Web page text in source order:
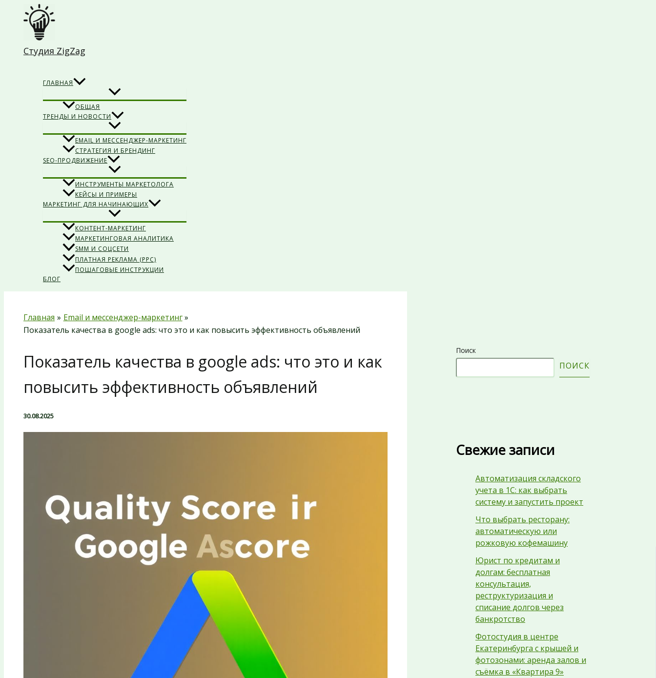
Перейти
содержимому
Студия ZigZag
ГЛАВНАЯ
ОБЩАЯ
ТРЕНДЫ И НОВОСТИ
EMAIL И МЕССЕНДЖЕР-МАРКЕТИНГ
СТРАТЕГИЯ И БРЕНДИНГ
SEO-ПРОДВИЖЕНИЕ
ИНСТРУМЕНТЫ МАРКЕТОЛОГА
КЕЙСЫ И ПРИМЕРЫ
МАРКЕТИНГ ДЛЯ НАЧИНАЮЩИХ
КОНТЕНТ-МАРКЕТИНГ
МАРКЕТИНГОВАЯ АНАЛИТИКА
SMM И СОЦСЕТИ
ПЛАТНАЯ РЕКЛАМА (PPC)
ПОШАГОВЫЕ ИНСТРУКЦИИ
БЛОГ
Главная
Email и мессенджер-маркетинг
Показатель качества в google ads: что это и как повысить эффективность объявлений
Показатель качества в google ads: что это и как
повысить эффективность объявлений
30.08.2025
Поиск
ПОИСК
Свежие записи
Автоматизация складского
учета в 1С: как выбрать
систему и запустить проект
Что выбрать ресторану:
автоматическую или
рожковую кофемашину
Юрист по кредитам и
долгам: бесплатная
консультация,
реструктуризация и
списание долгов через
банкротство
Фотостудия в центре
Екатеринбурга с крышей и
фотозонами: аренда залов и
съёмка в «Квартира 9»